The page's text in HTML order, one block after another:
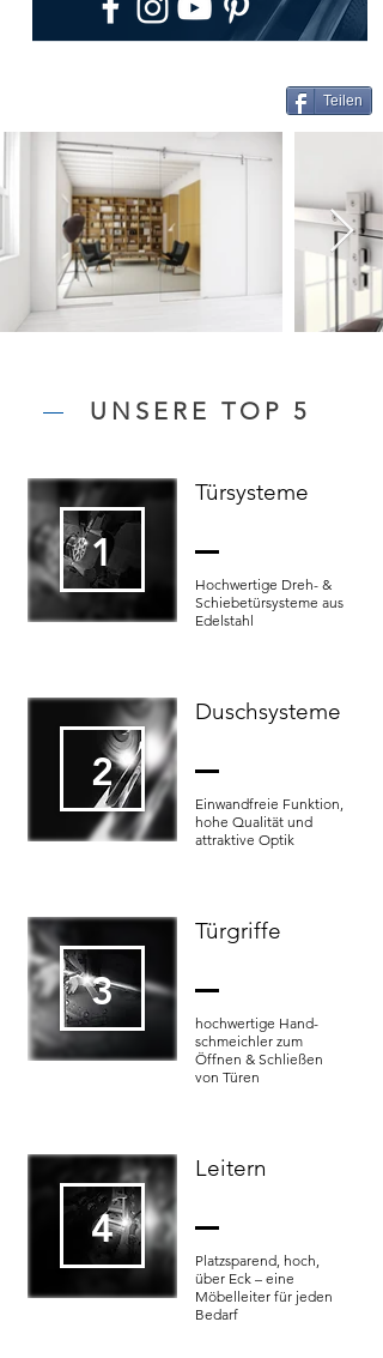
Teilen
UNSERE TOP 5
Hochwertige Dreh- &
Schiebetürsysteme aus
Edelstahl
Türsysteme
1
Einwandfreie Funktion,
hohe Qualität und
attraktive Optik
Duschsysteme
2
hochwertige Hand-
schmeichler zum
Öffnen & Schließen
von Türen
Türgriffe
3
Platzsparend, hoch,
über Eck – eine
Möbelleiter für jeden
Bedarf
Leitern
4